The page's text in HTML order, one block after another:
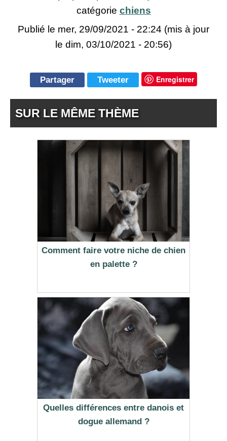
catégorie chiens
Publié le mer, 29/09/2021 - 22:24 (mis à jour
le dim, 03/10/2021 - 20:56)
Partager Tweeter Enregistrer
SUR LE MÊME THÈME
Comment faire votre niche de chien
en palette ?
Quelles différences entre danois et
dogue allemand ?